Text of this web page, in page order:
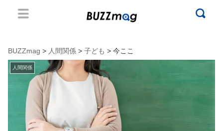
BUZZmag > 人間関係 > 子ども > 今ここ
人間関係